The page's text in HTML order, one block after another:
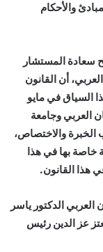
والأحكام
سعادة المستشار
أن القانون
السياق في مايو
العربي وجامعة
الخبرة والاختصاص،
خاصة بها في هذا
هذا القانون.
الدكتور ياسر
عز الدين رئيس